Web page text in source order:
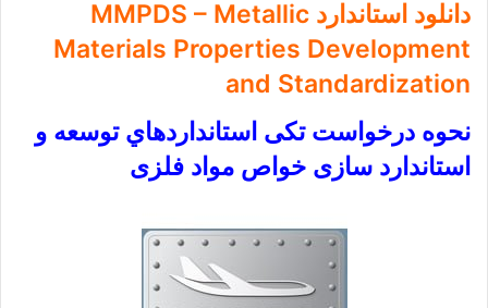
دانلود استاندارد MMPDS – Metallic
Materials Properties Development
and Standardization
نحوه درخواست تکی استانداردهاي توسعه و
استاندارد سازی خواص مواد فلزی